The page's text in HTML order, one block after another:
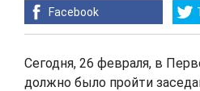
Facebook
Сегодня, 26 февраля, в
должно было пройти